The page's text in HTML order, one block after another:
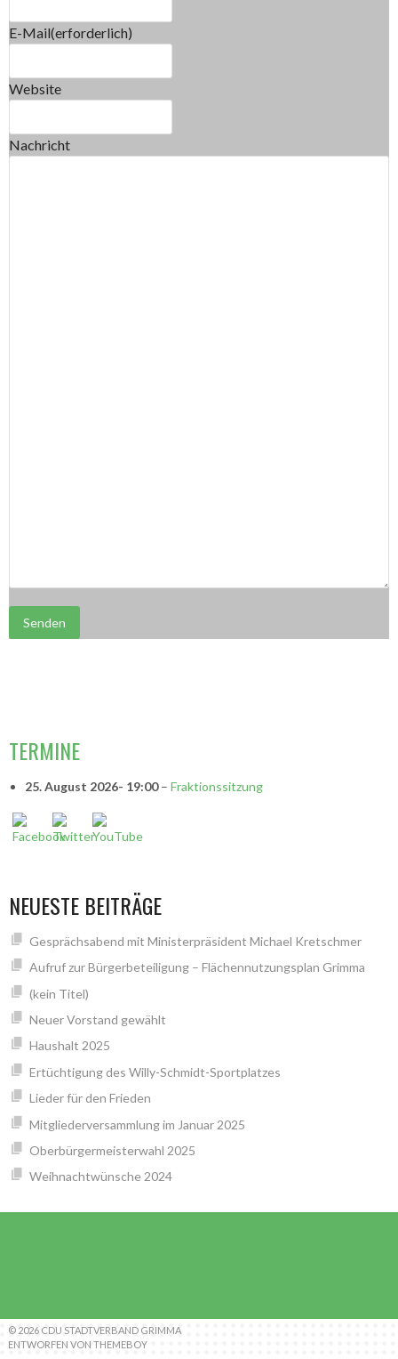
E-Mail(erforderlich)
Website
Nachricht
Senden
TERMINE
25. August 2026- 19:00– Fraktionssitzung
NEUESTE BEITRÄGE
Gesprächsabend mit Ministerpräsident Michael Kretschmer
Aufruf zur Bürgerbeteiligung – Flächennutzungsplan Grimma
(kein Titel)
Neuer Vorstand gewählt
Haushalt 2025
Ertüchtigung des Willy-Schmidt-Sportplatzes
Lieder für den Frieden
Mitgliederversammlung im Januar 2025
Oberbürgermeisterwahl 2025
Weihnachtwünsche 2024
© 2026 CDU STADTVERBAND GRIMMA
ENTWORFEN VON THEMEBOY